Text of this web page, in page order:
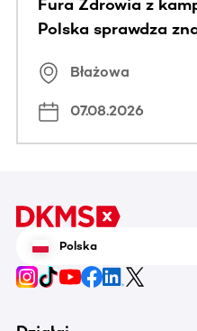
Fura Zdrowia z
Polska sprawdza
Błażowa
07.08.2026
Polska